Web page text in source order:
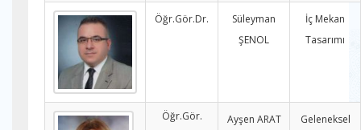
Öğr.Gör.Dr.
Süleyman
ŞENOL
İç Mekan
Tasarımı
Öğr.Gör. Ayşen ARAT
Geleneksel